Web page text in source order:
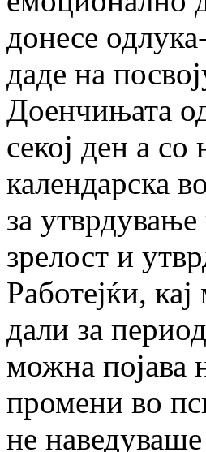
донесе
даде на
Доенчињата
секој ден а
календарска
за
зрелост и
Работејќи,
дали за
можна појава
промени во
не